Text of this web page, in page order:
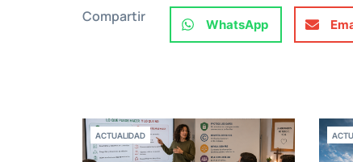
Compartir WhatsApp
ACTUALIDAD